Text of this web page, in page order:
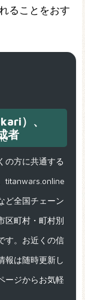
ることをおす
）、
者
の方に共通する
titanwars.online
ど全国チェーン
区町村・町村別
す。お近くの信
報は随時更新し
ージからお気軽